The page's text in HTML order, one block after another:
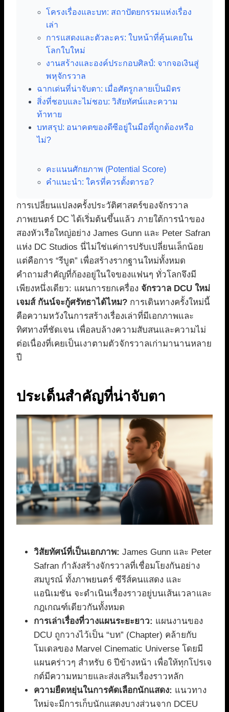
โครงเรื่องและบท: สถาปัตยกรรมแห่งเรื่อง
เล่า
การแสดงและตัวละคร: ใบหน้าที่คุ้นเคยใน
โลกใบใหม่
งานสร้างและองค์ประกอบศิลป์: จากจอเงินสู่
พหุจักรวาล
ฉากเด่นที่น่าจับตา: เมื่อศัตรูกลายเป็นมิตร
สิ่งที่ชอบและไม่ชอบ: วิสัยทัศน์และความ
ท้าทาย
บทสรุป: อนาคตของดีซีอยู่ในมือที่ถูกต้องหรือ
ไม่?
คะแนนศักยภาพ (Potential Score)
คำแนะนำ: ใครที่ควรตั้งตารอ?
การเปลี่ยนแปลงครั้งประวัติศาสตร์ของจักรวาล
ภาพยนตร์ DC ได้เริ่มต้นขึ้นแล้ว ภายใต้การนำของ
สองหัวเรือใหญ่อย่าง James Gunn และ Peter Safran
แห่ง DC Studios นี่ไม่ใช่แค่การปรับเปลี่ยนเล็กน้อย
แต่คือการ “รีบูต” เพื่อสร้างรากฐานใหม่ทั้งหมด
คำถามสำคัญที่ก้องอยู่ในใจของแฟนๆ ทั่วโลกจึงมี
เพียงหนึ่งเดียว: แผนการยกเครื่อง จักรวาล DCU ใหม่
เจมส์ กันน์จะกู้ศรัทธาได้ไหม? การเดินทางครั้งใหม่นี้
คือความหวังในการสร้างเรื่องเล่าที่มีเอกภาพและ
ทิศทางที่ชัดเจน เพื่อลบล้างความสับสนและความไม่
ต่อเนื่องที่เคยเป็นเงาตามตัวจักรวาลเก่ามานานหลาย
ปี
ประเด็นสำคัญที่น่าจับตา
วิสัยทัศน์ที่เป็นเอกภาพ: James Gunn และ Peter
Safran กำลังสร้างจักรวาลที่เชื่อมโยงกันอย่าง
สมบูรณ์ ทั้งภาพยนตร์ ซีรีส์คนแสดง และ
แอนิเมชัน จะดำเนินเรื่องราวอยู่บนเส้นเวลาและ
กฎเกณฑ์เดียวกันทั้งหมด
การเล่าเรื่องที่วางแผนระยะยาว: แผนงานของ
DCU ถูกวางไว้เป็น “บท” (Chapter) คล้ายกับ
โมเดลของ Marvel Cinematic Universe โดยมี
แผนคร่าวๆ สำหรับ 6 ปีข้างหน้า เพื่อให้ทุกโปรเจ
กต์มีความหมายและส่งเสริมเรื่องราวหลัก
ความยืดหยุ่นในการคัดเลือกนักแสดง: แนวทาง
ใหม่จะมีการเก็บนักแสดงบางส่วนจาก DCEU